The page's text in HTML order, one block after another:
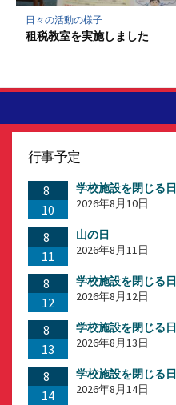
日々の活動の様子
租税教室を実施しました
行事予定
8
10
学校施設を閉じる日
2026年8月10日
8
11
山の日
2026年8月11日
8
12
学校施設を閉じる日
2026年8月12日
8
13
学校施設を閉じる日
2026年8月13日
8
14
学校施設を閉じる日
2026年8月14日